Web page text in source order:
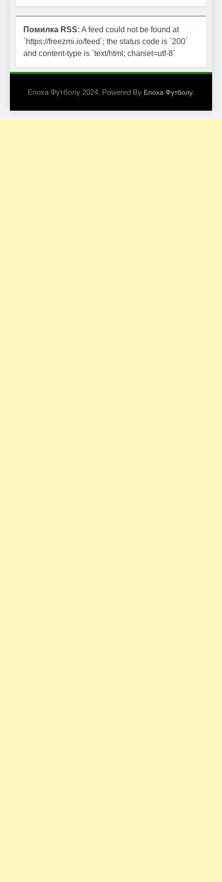
Помилка RSS: A feed could not be found at
`https://freezmi.io/feed`; the status code is `200`
and content-type is `text/html; charset=utf-8`
Епоха Футболу 2024. Powered By Епоха Футболу.